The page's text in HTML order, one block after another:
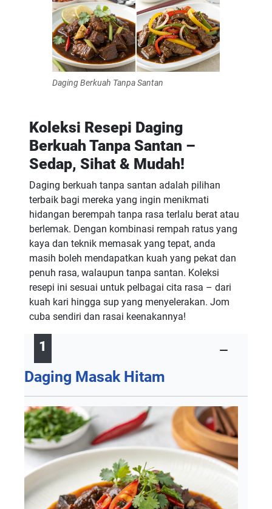
Daging Berkuah Tanpa Santan
Koleksi Resepi Daging
Berkuah Tanpa Santan –
Sedap, Sihat & Mudah!
Daging berkuah tanpa santan adalah pilihan
terbaik bagi mereka yang ingin menikmati
hidangan berempah tanpa rasa terlalu berat atau
berlemak. Dengan kombinasi rempah ratus yang
kaya dan teknik memasak yang tepat, anda
masih boleh mendapatkan kuah yang pekat dan
penuh rasa, walaupun tanpa santan. Koleksi
resepi ini sesuai untuk pelbagai cita rasa – dari
kuah kari hingga sup yang menyelerakan. Jom
cuba sendiri dan rasai keenakannya!
1
Daging Masak Hitam